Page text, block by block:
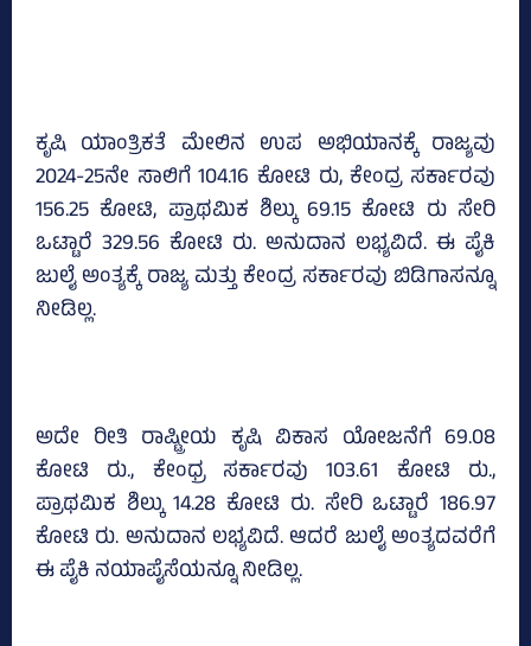
ಕೃಷಿ ಯಾಂತ್ರಿಕತೆ ಮೇಲಿನ ಉಪ ಅಭಿಯಾನಕ್ಕೆ ರಾಜ್ಯವು
2024-25ನೇ ಸಾಲಿಗೆ 104.16 ಕೋಟಿ ರು, ಕೇಂದ್ರ ಸರ್ಕಾರವು
156.25 ಕೋಟಿ, ಪ್ರಾಥಮಿಕ ಶಿಲ್ಕು 69.15 ಕೋಟಿ ರು ಸೇರಿ
ಒಟ್ಟಾರೆ 329.56 ಕೋಟಿ ರು. ಅನುದಾನ ಲಭ್ಯವಿದೆ. ಈ ಪೈಕಿ
ಜುಲೈ ಅಂತ್ಯಕ್ಕೆ ರಾಜ್ಯ ಮತ್ತು ಕೇಂದ್ರ ಸರ್ಕಾರವು ಬಿಡಿಗಾಸನ್ನೂ
ನೀಡಿಲ್ಲ.
ಅದೇ ರೀತಿ ರಾಷ್ಟ್ರೀಯ ಕೃಷಿ ವಿಕಾಸ ಯೋಜನೆಗೆ 69.08
ಕೋಟಿ ರು., ಕೇಂಧ್ರ ಸರ್ಕಾರವು 103.61 ಕೋಟಿ ರು.,
ಪ್ರಾಥಮಿಕ ಶಿಲ್ಕು 14.28 ಕೋಟಿ ರು. ಸೇರಿ ಒಟ್ಟಾರೆ 186.97
ಕೋಟಿ ರು. ಅನುದಾನ ಲಭ್ಯವಿದೆ. ಆದರೆ ಜುಲೈ ಅಂತ್ಯದವರೆಗೆ
ಈ ಪೈಕಿ ನಯಾಪೈಸೆಯನ್ನೂ ನೀಡಿಲ್ಲ.